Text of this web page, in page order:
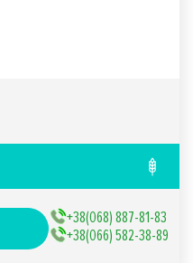
+38(068) 887-81-83
+38(066) 582-38-89